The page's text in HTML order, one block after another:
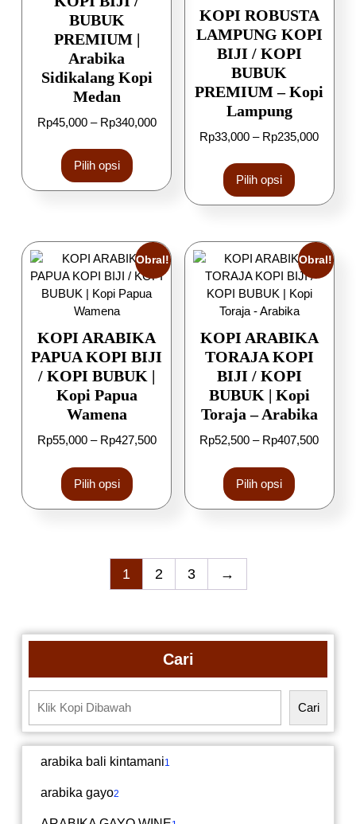
BUBUK
PREMIUM |
Arabika
Sidikalang Kopi
Medan
Rp45,000 – Rp340,000
Pilih opsi
KOPI ROBUSTA
LAMPUNG KOPI
BIJI / KOPI
BUBUK
PREMIUM – Kopi
Lampung
Rp33,000 – Rp235,000
Pilih opsi
Obral!
KOPI ARABIKA
PAPUA KOPI BIJI
/ KOPI BUBUK |
Kopi Papua
Wamena
Rp55,000 – Rp427,500
Pilih opsi
Obral!
KOPI ARABIKA
TORAJA KOPI
BIJI / KOPI
BUBUK | Kopi
Toraja – Arabika
Rp52,500 – Rp407,500
Pilih opsi
1 2 3 →
Cari
Cari
arabika bali kintamani1
arabika gayo2